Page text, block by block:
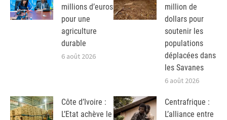
millions d’euros
pour une
agriculture
durable
6 août 2026
million de
dollars pour
soutenir les
populations
déplacées dans
les Savanes
6 août 2026
Côte d’Ivoire :
L’Etat achève le
Centrafrique :
L’alliance entre